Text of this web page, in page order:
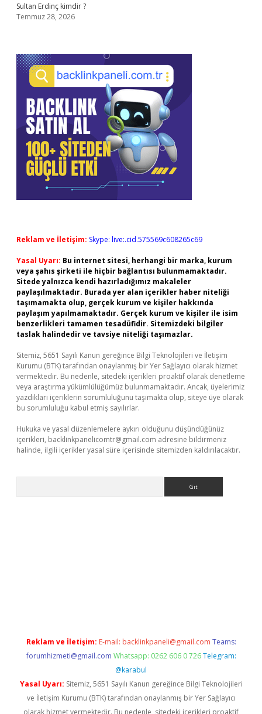
Sultan Erdinç kimdir ?
Temmuz 28, 2026
Reklam ve İletişim: Skype: live:.cid.575569c608265c69
Yasal Uyarı: Bu internet sitesi, herhangi bir marka, kurum
veya şahıs şirketi ile hiçbir bağlantısı bulunmamaktadır.
Sitede yalnızca kendi hazırladığımız makaleler
paylaşılmaktadır. Burada yer alan içerikler haber niteliği
taşımamakta olup, gerçek kurum ve kişiler hakkında
paylaşım yapılmamaktadır. Gerçek kurum ve kişiler ile isim
benzerlikleri tamamen tesadüfidir. Sitemizdeki bilgiler
taslak halindedir ve tavsiye niteliği taşımazlar.
Sitemiz, 5651 Sayılı Kanun gereğince Bilgi Teknolojileri ve İletişim
Kurumu (BTK) tarafından onaylanmış bir Yer Sağlayıcı olarak hizmet
vermektedir. Bu nedenle, sitedeki içerikleri proaktif olarak denetleme
veya araştırma yükümlülüğümüz bulunmamaktadır. Ancak, üyelerimiz
yazdıkları içeriklerin sorumluluğunu taşımakta olup, siteye üye olarak
bu sorumluluğu kabul etmiş sayılırlar.
Hukuka ve yasal düzenlemelere aykırı olduğunu düşündüğünüz
içerikleri, backlinkpanelicomtr@gmail.com adresine bildirmeniz
halinde, ilgili içerikler yasal süre içerisinde sitemizden kaldırılacaktır.
Reklam ve İletişim: E-mail: backlinkpaneli@gmail.com Teams:
forumhizmeti@gmail.com Whatsapp: 0262 606 0 726 Telegram:
@karabul
Yasal Uyarı: Sitemiz, 5651 Sayılı Kanun gereğince Bilgi Teknolojileri
ve İletişim Kurumu (BTK) tarafından onaylanmış bir Yer Sağlayıcı
olarak hizmet vermektedir. Bu nedenle, sitedeki içerikleri proaktif